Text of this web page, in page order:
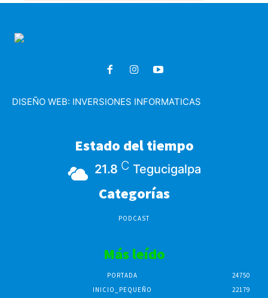
DISEÑO WEB: INVERSIONES INFORMATICAS
Estado del tiempo
21.8 C Tegucigalpa
Categorías
PODCAST
Más leído
PORTADA
24750
INICIO_PEQUEÑO
22179